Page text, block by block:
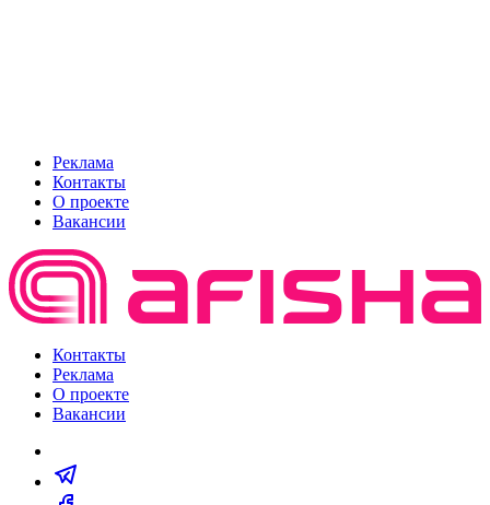
Реклама
Контакты
О проекте
Вакансии
Контакты
Реклама
О проекте
Вакансии